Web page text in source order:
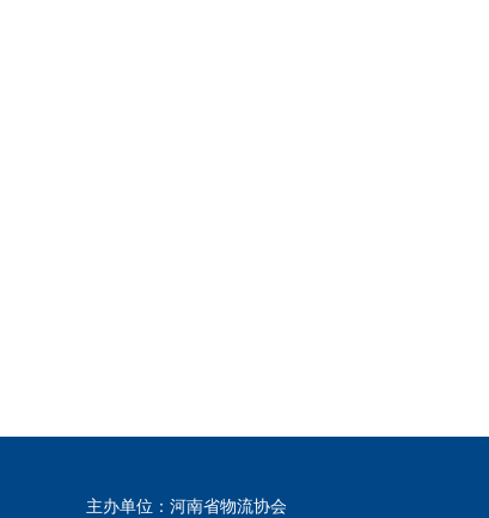
主办单位：河南省物流协会